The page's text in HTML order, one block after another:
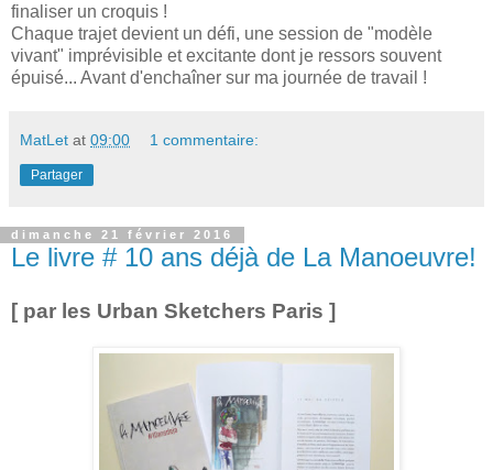
finaliser un croquis !
Chaque trajet devient un défi, une session de "modèle
vivant" imprévisible et excitante dont je ressors souvent
épuisé... Avant d'enchaîner sur ma journée de travail !
MatLet at 09:00 1 commentaire:
Partager
dimanche 21 février 2016
Le livre # 10 ans déjà de La Manoeuvre!
[ par les Urban Sketchers Paris ]